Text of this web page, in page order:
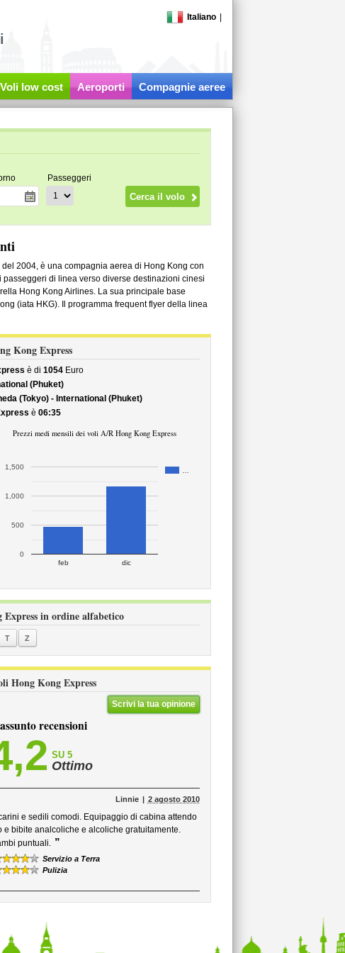
Italiano
Voli low cost Aeroporti Compagnie aeree
Passeggeri
2004, è una compagnia aerea di Hong Kong con
di linea verso diverse destinazioni cinesi
Hong Kong Airlines. La sua principale base
(iata HKG). Il programma frequent flyer della linea
Kong Express
è di 1054Euro
(Phuket)
(Tokyo) - International (Phuket)
è 06:35
Prezzi medi mensili dei voli A/R Hong Kong Express
feb dic
0
500
1,000
1,500
in ordine alfabetico
T Z
Hong Kong Express
Scrivi la tua opinione
recensioni
SU 5
Ottimo
Linnie 2 agosto 2010
e sedili comodi. Equipaggio di cabina attendo
bibite analcoliche e alcoliche gratuitamente.
puntuali. ”
Servizio a Terra
Pulizia